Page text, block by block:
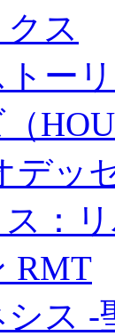
ス
ー
デッ
：
RMT
シス